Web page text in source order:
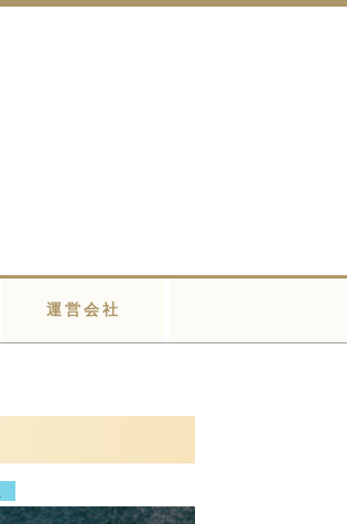
運営会社